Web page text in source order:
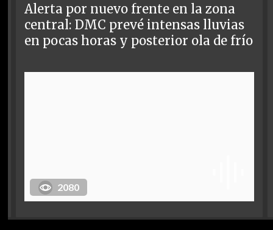
Alerta por nuevo frente en la zona
central: DMC prevé intensas lluvias
en pocas horas y posterior ola de frío
2080